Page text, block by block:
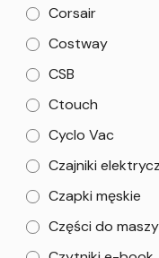
Corsair
Costway
CSB
Ctouch
Cyclo Vac
Czajniki
Czapki męskie
Części do